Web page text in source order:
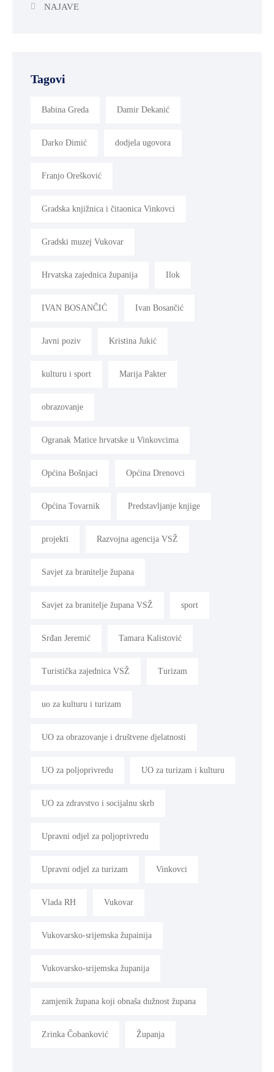
NAJAVE
Tagovi
Babina Greda Damir Dekanić
Darko Dimić dodjela ugovora
Franjo Orešković
Gradska knjižnica i čitaonica Vinkovci
Gradski muzej Vukovar
Hrvatska zajednica županija Ilok
IVAN BOSANČIĆ Ivan Bosančić
Javni poziv Kristina Jukić
kulturu i sport Marija Pakter
obrazovanje
Ogranak Matice hrvatske u Vinkovcima
Općina Bošnjaci Općina Drenovci
Općina Tovarnik Predstavljanje knjige
projekti Razvojna agencija VSŽ
Savjet za branitelje župana
Savjet za branitelje župana VSŽ sport
Srđan Jeremić Tamara Kalistović
Turistička zajednica VSŽ Turizam
uo za kulturu i turizam
UO za obrazovanje i društvene djelatnosti
UO za poljoprivredu UO za turizam i kulturu
UO za zdravstvo i socijalnu skrb
Upravni odjel za poljoprivredu
Upravni odjel za turizam Vinkovci
Vlada RH Vukovar
Vukovarsko-srijemska župainija
Vukovarsko-srijemska županija
zamjenik župana koji obnaša dužnost župana
Zrinka Čobanković Županja